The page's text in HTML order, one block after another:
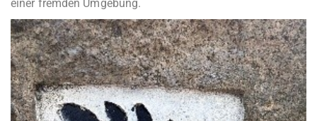
einer fremden Umgebung.